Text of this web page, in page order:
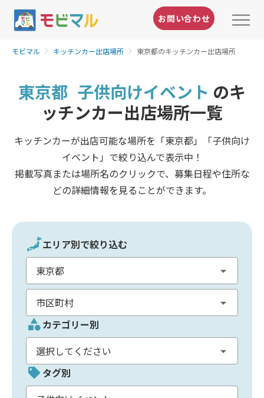
お問い合わせ
モビマル キッチンカー出店場所 東京都のキッチンカー出店場所
東京都 子供向けイベント のキ
ッチンカー出店場所一覧
キッチンカーが出店可能な場所を「東京都」「子供向け
イベント」で絞り込んで表示中！
掲載写真または場所名のクリックで、募集日程や住所な
どの詳細情報を見ることができます。
エリア別で絞り込む
カテゴリー別
タグ別